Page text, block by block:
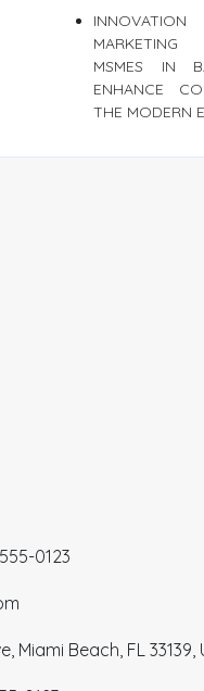
MARKETING
MSMES IN
ENHANCE
THE MODERN
0123
Miami Beach, FL 33139,